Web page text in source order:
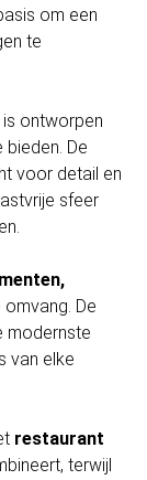
om een
te
is ontworpen
bieden. De
voor detail en
sfeer
omvang. De
modernste
van elke
restaurant
terwijl